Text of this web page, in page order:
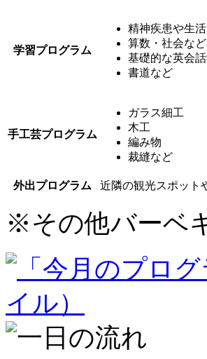
学習プログラム
精神疾患や生
算数・社会な
基礎的な英会
書道など
手工芸プログラム
ガラス細工
木工
編み物
裁縫など
外出プログラム 近隣の観光スポット
※その他バーベ